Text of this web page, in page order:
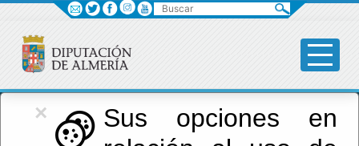
×
Sus opciones en
Diputación
Buscar